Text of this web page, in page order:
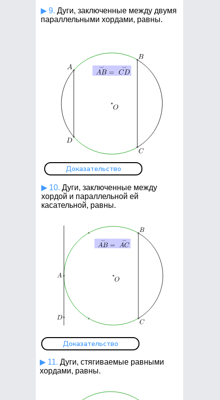
▶ 9. Дуги, заключенные между двумя
параллельными хордами, равны.
Доказательство
Доказательство
▶ 10. Дуги, заключенные между
хордой и параллельной ей
касательной, равны.
▶ 11. Дуги, стягиваемые равными
хордами, равны.